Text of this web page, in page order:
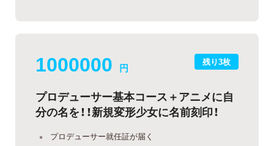
残り3枚
1000000 円
プロデューサー基本コース＋アニメに自
分の名を！！新規変形少女に名前刻印！
プロデューサー就任証が届く